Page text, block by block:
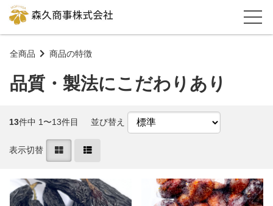
全商品 商品の特徴
品質・製法にこだわりあり
13件中 1〜13件目 並び替え
表示切替